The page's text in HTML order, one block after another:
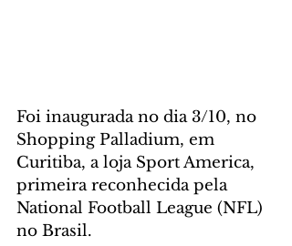
Foi inaugurada no dia 3/10, no
Shopping Palladium, em
Curitiba, a loja Sport America,
primeira reconhecida pela
National Football League (NFL)
no Brasil.